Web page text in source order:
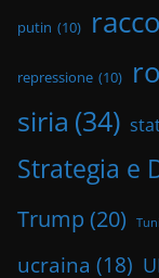
putin (10)
repressione (10)
siria (34)
Strategia e
Trump (20)
ucraina (18)